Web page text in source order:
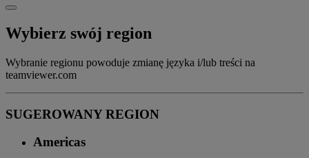
Wybierz swój region
Wybranie regionu powoduje zmianę języka i/lub treści na
teamviewer.com
SUGEROWANY REGION
Americas